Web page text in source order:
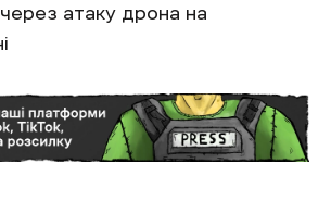
через атаку дрона на